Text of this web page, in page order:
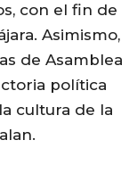
con el fin de
Asimismo,
de Asamblea
política
cultura de la